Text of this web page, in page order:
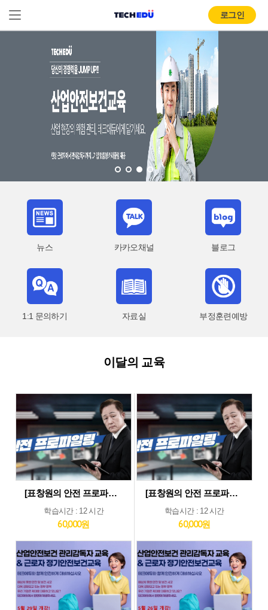
로그인
뉴스 카카오채널 블로그
1:1 문의하기 자료실 부정훈련예방
이달의 교육
[표창원의 안전 프로파일링] 제조업 현장근로자 정기안전보건교육 (상반기)
학습시간 : 12 시간
60,000원
[표창원의 안전 프로파일링] 기타업 현장근로자 정기안전보건교육 (상반기)
학습시간 : 12 시간
60,000원